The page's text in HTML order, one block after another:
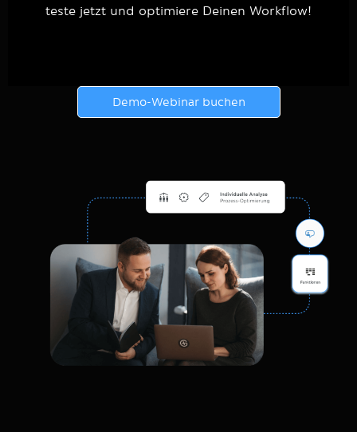
teste jetzt und optimiere Deinen Workflow!
Demo-Webinar buchen